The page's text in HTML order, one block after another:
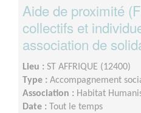
Aide de proximité
collectifs et
association de
Lieu : ST AFFRIQUE (12400)
Type : Accompagnement
Association : Habitat
Date :
Tout le temps